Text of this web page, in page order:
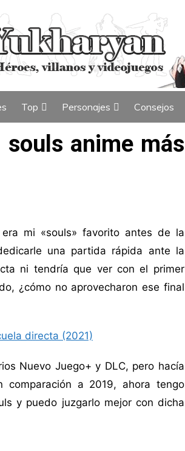
Top
Índice de Top
Personajes
Índice de Personajes
Consejos
souls anime más
mi «souls» favorito antes de la
una partida rápida ante la
ni tendría que ver con el primer
¿cómo no aprovecharon ese final
directa (2021)
Nuevo Juego+ y DLC, pero hacía
a 2019, ahora tengo
y puedo juzgarlo mejor con dicha